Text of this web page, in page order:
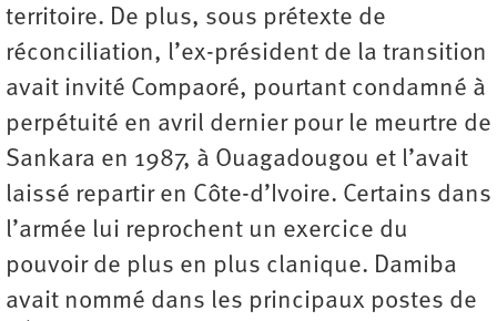
territoire. De plus, sous prétexte de
réconciliation, l’ex-président de la transition
avait invité Compaoré, pourtant condamné à
perpétuité en avril dernier pour le meurtre de
Sankara en 1987, à Ouagadougou et l’avait
laissé repartir en Côte-d’Ivoire. Certains dans
l’armée lui reprochent un exercice du
pouvoir de plus en plus clanique. Damiba
avait nommé dans les principaux postes de